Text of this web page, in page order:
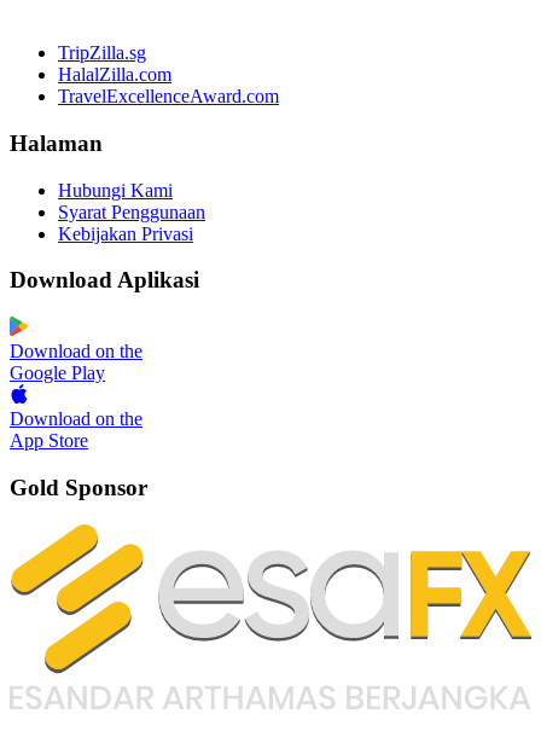
TripZilla.sg
HalalZilla.com
TravelExcellenceAward.com
Halaman
Hubungi Kami
Syarat Penggunaan
Kebijakan Privasi
Download Aplikasi
Download on the
Google Play
Download on the
App Store
Gold Sponsor